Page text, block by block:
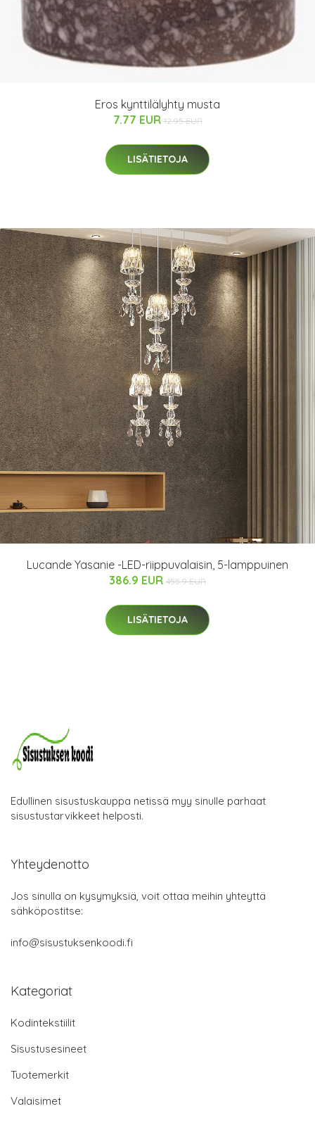
Eros kynttilälyhty musta
7.77 EUR 12.95 EUR
LISÄTIETOJA
Lucande Yasanie -LED-riippuvalaisin, 5-lamppuinen
386.9 EUR 455.9 EUR
LISÄTIETOJA
Edullinen sisustuskauppa netissä myy sinulle parhaat
sisustustarvikkeet helposti.
Yhteydenotto
Jos sinulla on kysymyksiä, voit ottaa meihin yhteyttä
sähköpostitse:
info@sisustuksenkoodi.fi
Kategoriat
Kodintekstiilit
Sisustusesineet
Tuotemerkit
Valaisimet